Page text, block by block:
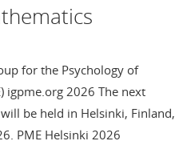
for the Psychology of
igpme.org 2026 The next
be held in Helsinki, Finland,
PME Helsinki 2026